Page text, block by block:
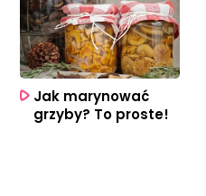
Jak marynować
grzyby? To proste!